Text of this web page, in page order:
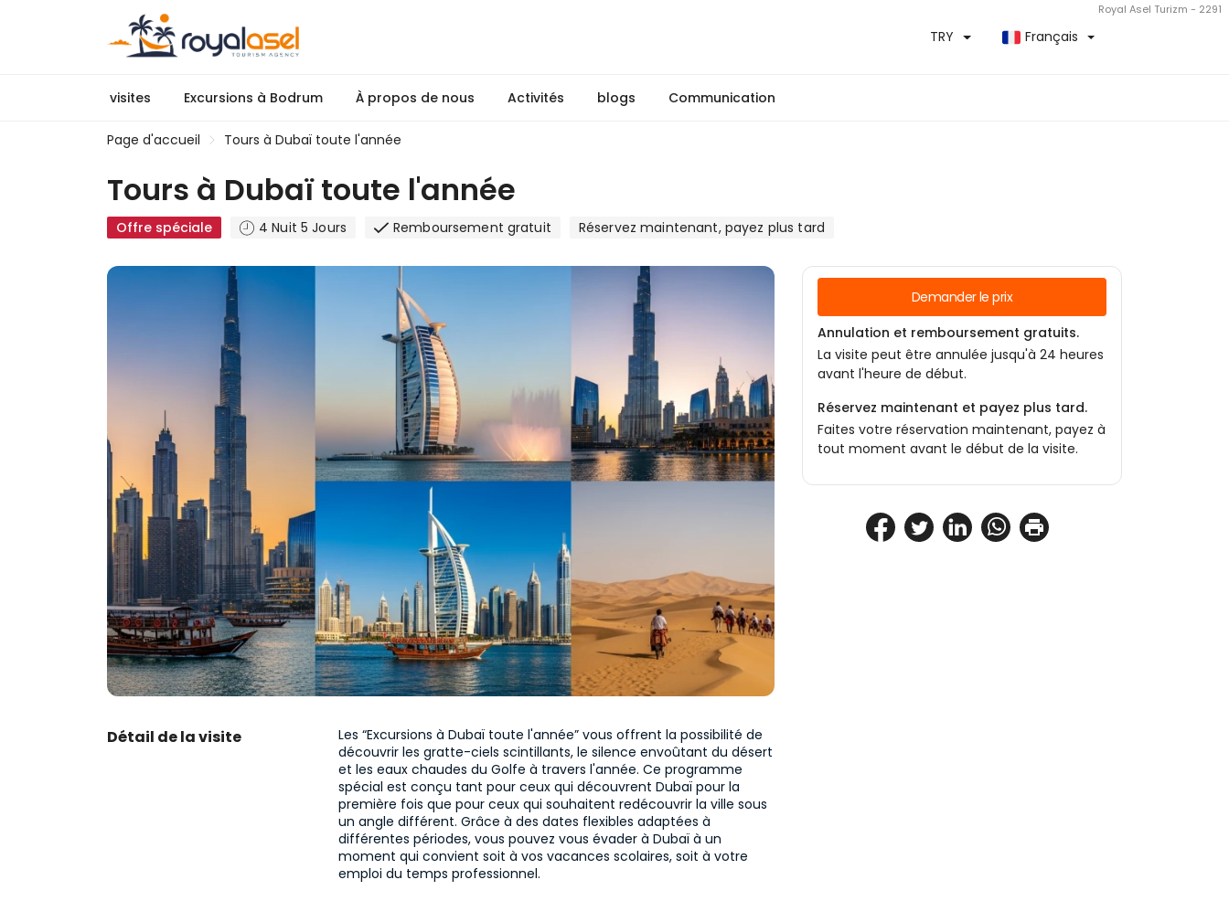
Royal Asel Turizm - 2291
TRY Français
visites Excursions à Bodrum À propos de nous Activités blogs Communication
Page d'accueil Tours à Dubaï toute l'année
Tours à Dubaï toute l'année
Offre spéciale 4 Nuit 5 Jours Remboursement gratuit Réservez maintenant, payez plus tard
Détail de la visite
Les “Excursions à Dubaï toute l'année” vous offrent la possibilité de
découvrir les gratte-ciels scintillants, le silence envoûtant du désert
et les eaux chaudes du Golfe à travers l'année. Ce programme
spécial est conçu tant pour ceux qui découvrent Dubaï pour la
première fois que pour ceux qui souhaitent redécouvrir la ville sous
un angle différent. Grâce à des dates flexibles adaptées à
différentes périodes, vous pouvez vous évader à Dubaï à un
moment qui convient soit à vos vacances scolaires, soit à votre
emploi du temps professionnel.
Demander le prix
Annulation et remboursement gratuits.
La visite peut être annulée jusqu'à 24 heures
avant l'heure de début.
Réservez maintenant et payez plus tard.
Faites votre réservation maintenant, payez à
tout moment avant le début de la visite.